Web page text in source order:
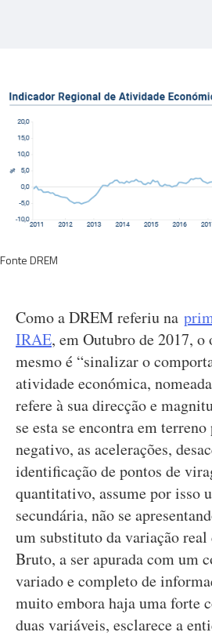
Fonte DREM
Como a DREM referiu na
IRAE, em Outubro de 2017,
mesmo é “sinalizar o
atividade económica,
refere à sua direcção e
se esta se encontra em
negativo, as acelerações,
identificação de pontos de
quantitativo, assume por isso
secundária, não se
um substituto da variação
Bruto, a ser apurada com um
variado e completo de
muito embora haja uma forte
duas variáveis, esclarece a